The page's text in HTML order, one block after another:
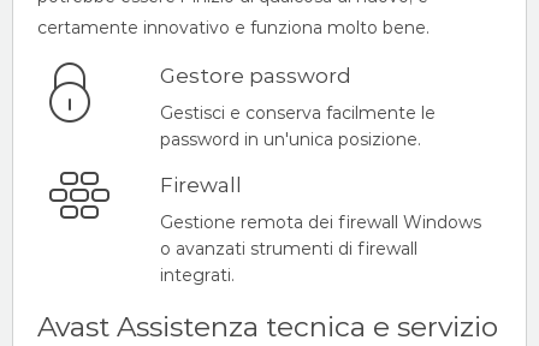
certamente innovativo e funziona molto bene.
Gestore password
Gestisci e conserva facilmente le
password in un'unica posizione.
Firewall
Gestione remota dei firewall Windows
o avanzati strumenti di firewall
integrati.
Avast Assistenza tecnica e servizio